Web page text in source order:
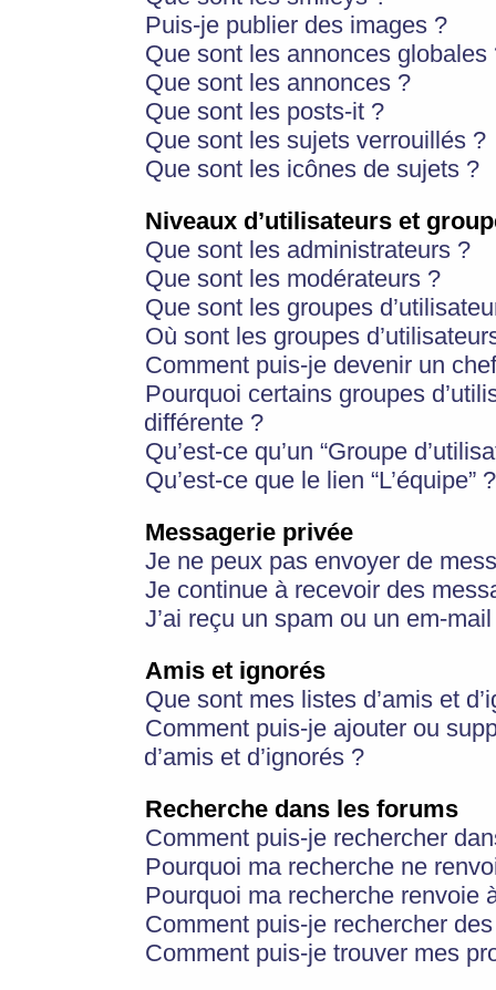
Puis-je publier des images ?
Que sont les annonces globales
Que sont les annonces ?
Que sont les posts-it ?
Que sont les sujets verrouillés ?
Que sont les icônes de sujets ?
Niveaux d’utilisateurs et
Que sont les administrateurs ?
Que sont les modérateurs ?
Que sont les groupes
Où sont les groupes
Comment puis-je devenir un
Pourquoi certains groupes
différente ?
Qu’est-ce qu’un “Groupe
Qu’est-ce que le lien “L’équipe” ?
Messagerie privée
Je ne peux pas envoyer de
Je continue à recevoir des
J’ai reçu un spam ou un em-
Amis et ignorés
Que sont mes listes d’amis et
Comment puis-je ajouter ou
d’amis et d’ignorés ?
Recherche dans les forums
Comment puis-je rechercher
Pourquoi ma recherche ne
Pourquoi ma recherche renvoie
Comment puis-je rechercher
Comment puis-je trouver mes